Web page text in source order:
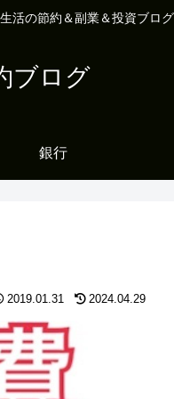
活の節約＆副業＆投資ブログ
ブログ
銀行
2019.01.31 2024.04.29